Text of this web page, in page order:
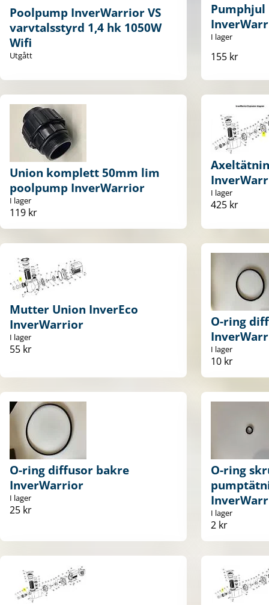
Poolpump InverWarrior VS
varvtalsstyrd 1,4 hk 1050W
Wifi
Utgått
I lager
155 kr
Union komplett 50mm lim
poolpump InverWarrior
I lager
119 kr
I lager
425 kr
Mutter Union InverEco
InverWarrior
I lager
55 kr
O-ring
I lager
10 kr
O-ring diffusor bakre
InverWarrior
I lager
25 kr
O-ring
I lager
2 kr